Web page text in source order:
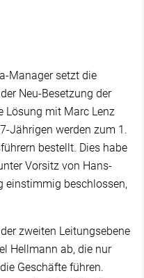
Manager setzt die
Neu-Besetzung der
Lösung mit Marc Lenz
Jährigen werden zum 1.
bestellt. Dies habe
Vorsitz von Hans-
einstimmig beschlossen,
zweiten Leitungsebene
Hellmann ab, die nur
Geschäfte führen.